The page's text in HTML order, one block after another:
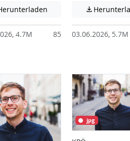
nicht barrierefreie Inhalte!
Datei enthält unter Umständen
Achtung: Diese Datei
4.7M 85

03.06.2026, 5.7M
jpg